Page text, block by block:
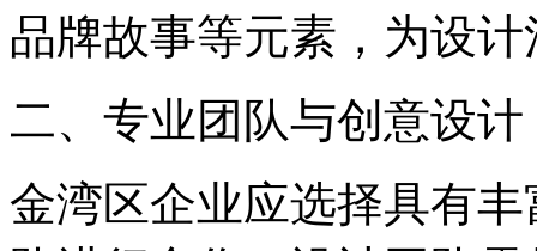
品牌故事等元素，为设
二、专业团队与创意设计
金湾区企业应选择具有